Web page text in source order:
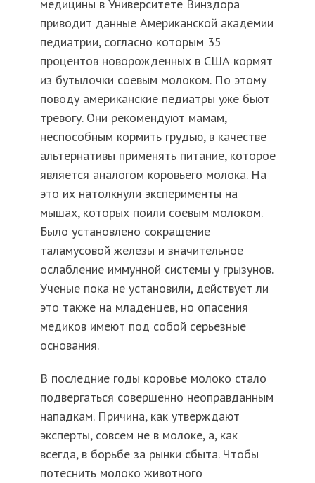
медицины в Университете Винздора
приводит данные Американской академии
педиатрии, согласно которым 35
процентов новорожденных в США кормят
из бутылочки соевым молоком. По этому
поводу американские педиатры уже бьют
тревогу. Они рекомендуют мамам,
неспособным кормить грудью, в качестве
альтернативы применять питание, которое
является аналогом коровьего молока. На
это их натолкнули эксперименты на
мышах, которых поили соевым молоком.
Было установлено сокращение
таламусовой железы и значительное
ослабление иммунной системы у грызунов.
Ученые пока не установили, действует ли
это также на младенцев, но опасения
медиков имеют под собой серьезные
основания.
В последние годы коровье молоко стало
подвергаться совершенно неоправданным
нападкам. Причина, как утверждают
эксперты, совсем не в молоке, а, как
всегда, в борьбе за рынки сбыта. Чтобы
потеснить молоко животного